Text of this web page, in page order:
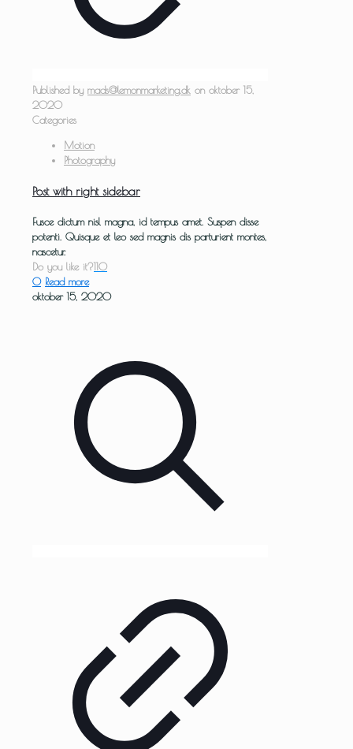
Published by mads@lemonmarketing.dk on oktober 15,
2020
Categories
Motion
Photography
Post with right sidebar
Fusce dictum nisl magna, id tempus amet. Suspen disse
potenti. Quisque et leo sed magnis dis parturient montes,
nascetur.
Do you like it?110
0 Read more
oktober 15, 2020